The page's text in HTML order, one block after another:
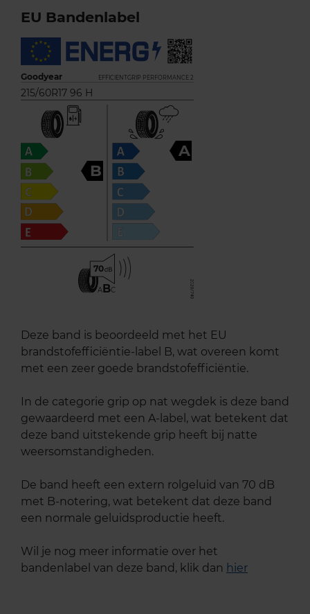
EU Bandenlabel
Goodyear EFFICIENTGRIP PERFORMANCE 2
215/60R17 96 H
B
A
70
ABC
Deze band is beoordeeld met het EU
brandstofefficiëntie-label B, wat overeen komt
met een zeer goede brandstofefficiëntie.
In de categorie grip op nat wegdek is deze band
gewaardeerd met een A-label, wat betekent dat
deze band uitstekende grip heeft bij natte
weersomstandigheden.
De band heeft een extern rolgeluid van 70 dB
met B-notering, wat betekent dat deze band
een normale geluidsproductie heeft.
Wil je nog meer informatie over het
bandenlabel van deze band, klik dan hier